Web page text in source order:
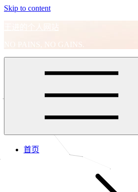
Skip to content
王进的个人网站
NO PAINS, NO GAINS.
首页